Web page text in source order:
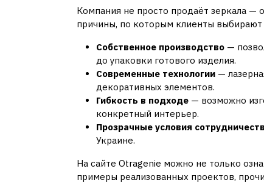
Компания не просто продаёт зеркала —
причины, по которым клиенты выбирают
Собственное производство —
до упаковки готового изделия.
Современные технологии —
декоративных элементов.
Гибкость в подходе — возможно
конкретный интерьер.
Прозрачные условия
Украине.
На сайте Otragenie можно не только
примеры реализованных проектов,